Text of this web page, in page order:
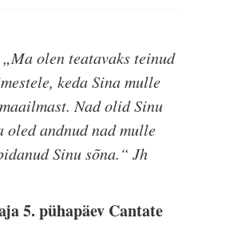
olen teatavaks teinud
keda Sina mulle
Nad olid Sinu
oled andnud nad mulle
Sinu sõna.“ Jh
5. pühapäev Cantate